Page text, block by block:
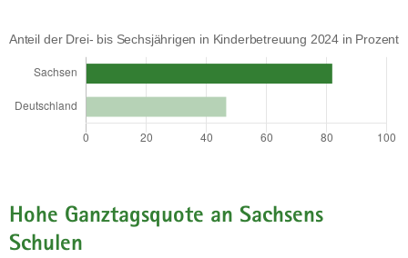
Anteil der Drei- bis Sechsjährigen in Kinderbetreuung 2024
Deutschland
Hohe Ganztagsquote an Sachsens
Schulen